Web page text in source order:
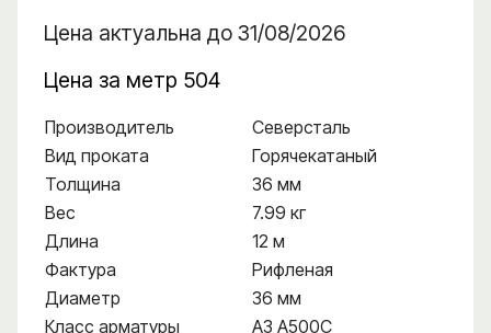
Цена актуальна до 31/08/2026
Цена за метр 504
Производитель
Северсталь
Вид проката
Горячекатаный
Толщина
36 мм
Вес
7.99 кг
Длина
12 м
Фактура
Рифленая
Диаметр
36 мм
Класс арматуры
А3 А500С